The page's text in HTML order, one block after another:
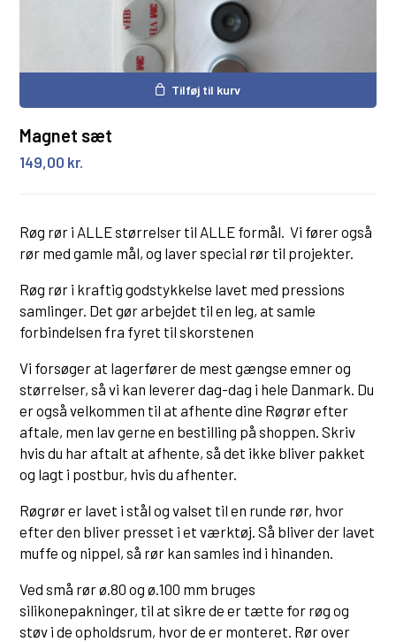
Tilføj til kurv
Magnet sæt
149,00 kr.
Røg rør i ALLE størrelser til ALLE formål. Vi fører også
rør med gamle mål, og laver special rør til projekter.
Røg rør i kraftig godstykkelse lavet med pressions
samlinger. Det gør arbejdet til en leg, at samle
forbindelsen fra fyret til skorstenen
Vi forsøger at lagerfører de mest gængse emner og
størrelser, så vi kan leverer dag-dag i hele Danmark. Du
er også velkommen til at afhente dine Røgrør efter
aftale, men lav gerne en bestilling på shoppen. Skriv
hvis du har aftalt at afhente, så det ikke bliver pakket
og lagt i postbur, hvis du afhenter.
Røgrør er lavet i stål og valset til en runde rør, hvor
efter den bliver presset i et værktøj. Så bliver der lavet
muffe og nippel, så rør kan samles ind i hinanden.
Ved små rør ø.80 og ø.100 mm bruges
silikonepakninger, til at sikre de er tætte for røg og
støv i de opholdsrum, hvor de er monteret. Rør over